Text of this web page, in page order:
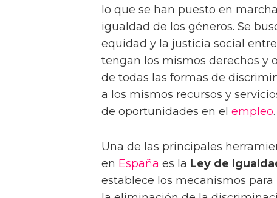
lo que se han puesto en
igualdad de los géneros. Se
equidad y la justicia social
tengan los mismos derechos y
de todas las formas de
a los mismos recursos y
de oportunidades en el empleo.
Una de las principales
en España es la Ley de
establece los mecanismos